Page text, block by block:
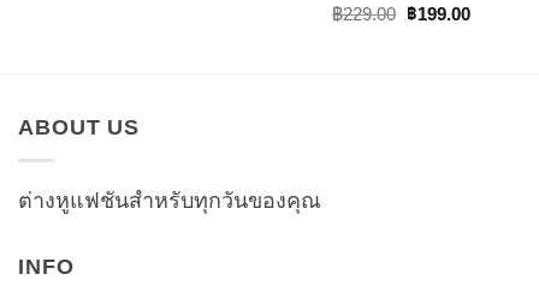
฿229.00 Original
฿199.00Current
ABOUT US
ต่างหูแฟชันสำหรับทุกวันของคุณ
INFO